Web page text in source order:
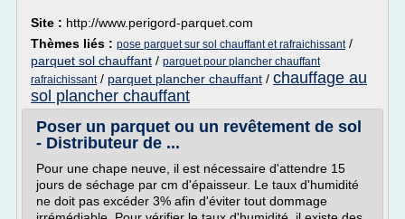
Site : http://www.perigord-parquet.com
Thèmes liés : pose parquet sur sol chauffant et rafraichissant/
parquet sol chauffant / parquet pour plancher chauffant
rafraichissant/ parquet plancher chauffant / chauffage au
sol plancher chauffant
Poser un parquet ou un revêtement de sol
- Distributeur de ...
Pour une chape neuve, il est nécessaire d'attendre 15
jours de séchage par cm d'épaisseur. Le taux d'humidité
ne doit pas excéder 3% afin d'éviter tout dommage